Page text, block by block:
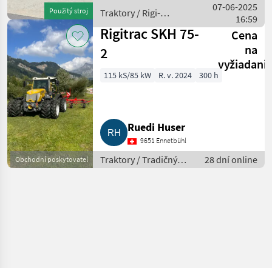
Použitý stroj
Traktory / Rigi-
Trac
07-06-2025
16:59
Obchodní poskytovatel
Rigitrac SKH 75-
2
Cena
na
115 kS/85 kW R. v. 2024 300 h
Ruedi Huser
9651 Ennetbühl
Traktory / Tradičný
traktor
28 dní online